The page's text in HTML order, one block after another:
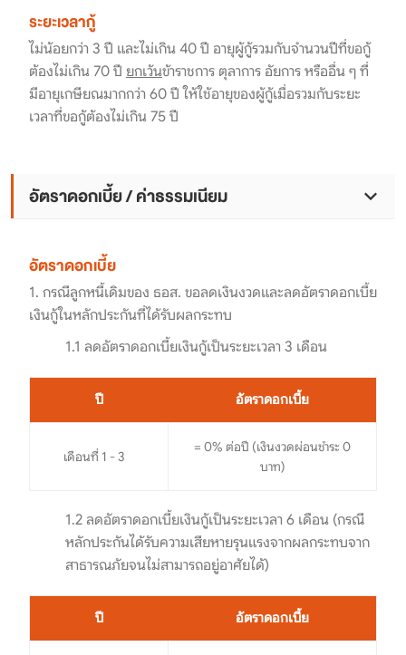
ระยะเวลากู้
ไม่น้อยกว่า 3 ปี และไม่เกิน 40 ปี อายุผู้กู้รวมกับจำนวนปีที่ขอกู้
ต้องไม่เกิน 70 ปี ยกเว้นข้าราชการ ตุลาการ อัยการ หรืออื่น ๆ ที่
มีอายุเกษียณมากกว่า 60 ปี ให้ใช้อายุของผู้กู้เมื่อรวมกับระยะ
เวลาที่ขอกู้ต้องไม่เกิน 75 ปี
อัตราดอกเบี้ย / ค่าธรรมเนียม
อัตราดอกเบี้ย
1. กรณีลูกหนี้เดิมของ ธอส. ขอลดเงินงวดและลดอัตราดอกเบี้ย
เงินกู้ในหลักประกันที่ได้รับผลกระทบ
1.1 ลดอัตราดอกเบี้ยเงินกู้เป็นระยะเวลา 3 เดือน
ปี อัตราดอกเบี้ย
เดือนที่ 1 - 3
= 0% ต่อปี (เงินงวดผ่อนชำระ 0
บาท)
1.2 ลดอัตราดอกเบี้ยเงินกู้เป็นระยะเวลา 6 เดือน (กรณี
หลักประกันได้รับความเสียหายรุนแรงจากผลกระทบจาก
สาธารณภัยจนไม่สามารถอยู่อาศัยได้)
ปี อัตราดอกเบี้ย